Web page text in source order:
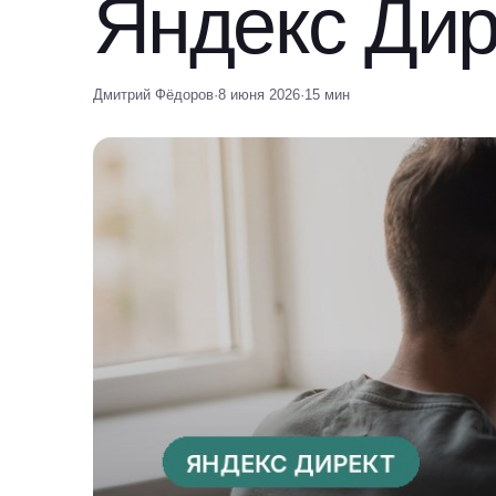
Яндекс
Дмитрий Фёдоров·8 июня 2026·15 мин